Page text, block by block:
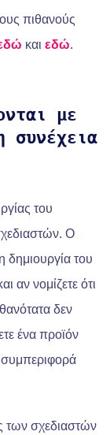
πιθανούς
και εδώ.
με
συνέχεια
του
Ο
δημιουργία του
αν νομίζετε ότι
δεν
ένα προϊόν
συμπεριφορά
των σχεδιαστών